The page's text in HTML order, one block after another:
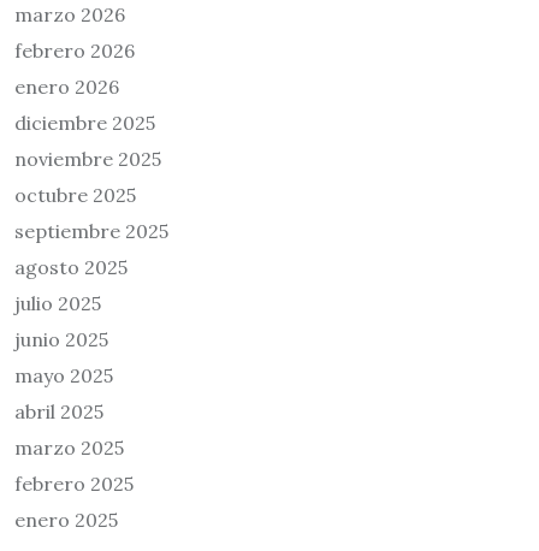
marzo 2026
febrero 2026
enero 2026
diciembre 2025
noviembre 2025
octubre 2025
septiembre 2025
agosto 2025
julio 2025
junio 2025
mayo 2025
abril 2025
marzo 2025
febrero 2025
enero 2025